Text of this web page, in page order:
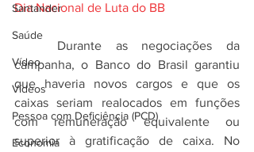
Santander
Saúde
Vídeo
Vídeos
Pessoa com Deficiência (PCD)
Economia
Dia Nacional de Luta do BB
campanha, o Banco do Brasil garantiu
que haveria novos cargos e que os
caixas seriam realocados em funções
com remuneração equivalente ou
superior à gratificação de caixa. No